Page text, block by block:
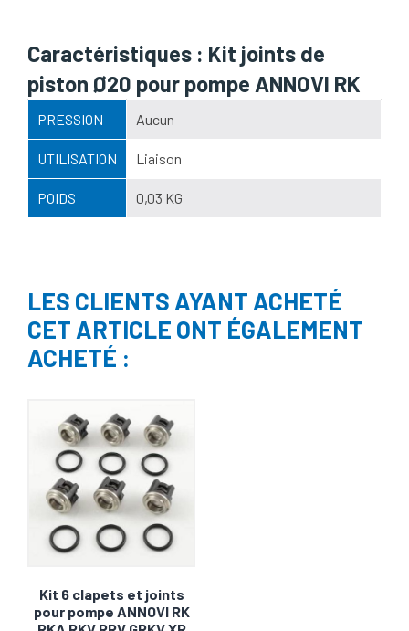
Caractéristiques : Kit joints de
piston Ø20 pour pompe ANNOVI RK
PRESSION Aucun
UTILISATION Liaison
POIDS 0,03 KG
LES CLIENTS AYANT ACHETÉ
CET ARTICLE ONT ÉGALEMENT
ACHETÉ :
Kit 6 clapets et joints
pour pompe ANNOVI RK